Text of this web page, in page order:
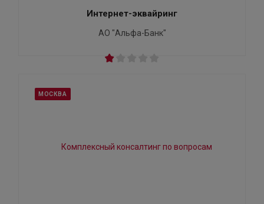
Интернет-эквайринг
АО "Альфа-Банк"
МОСКВА